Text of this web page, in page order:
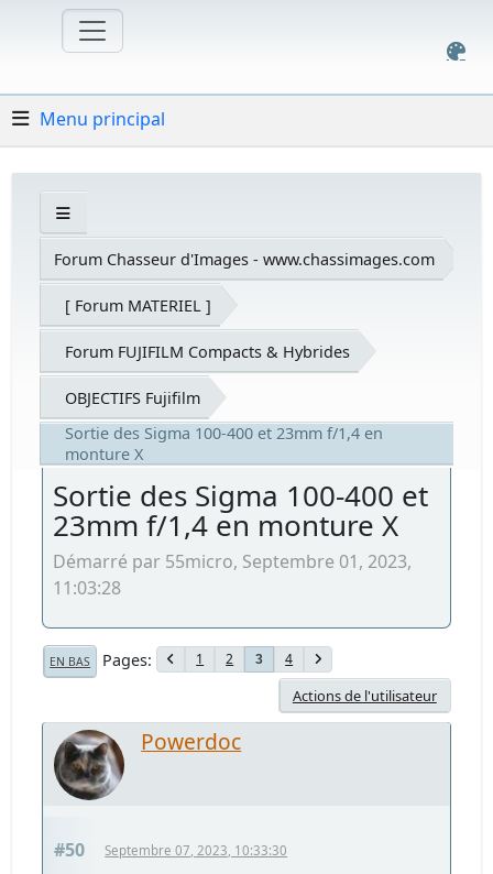
Menu principal
Forum Chasseur d'Images - www.chassimages.com
[ Forum MATERIEL ]
Forum FUJIFILM Compacts & Hybrides
OBJECTIFS Fujifilm
Sortie des Sigma 100-400 et 23mm f/1,4 en
monture X
Sortie des Sigma 100-400 et
23mm f/1,4 en monture X
Démarré par 55micro, Septembre 01, 2023,
11:03:28
EN BAS Pages 1 2 3 4
Actions de l'utilisateur
Powerdoc
#50 Septembre 07, 2023, 10:33:30